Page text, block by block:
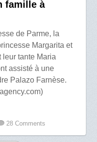
famille à
de Parme, la
Margarita et
tante Maria
assisté à une
Palazo Farnèse.
28 Comments